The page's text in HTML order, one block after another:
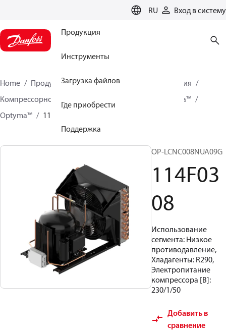
RU Вход в систему
Продукция
Инструменты
Загрузка файлов
Где приобрести
Поддержка
Home Продукция
Решения для холодоснабжения
Компрессорно-конденсаторные агрегаты
Optyma™
Optyma™
114F0308
OP-LCNC008NUA09G
114F03
08
Использование
сегмента: Низкое
противодавление,
Хладагенты: R290,
Электропитание
компрессора [В]:
230/1/50
Добавить в
сравнение